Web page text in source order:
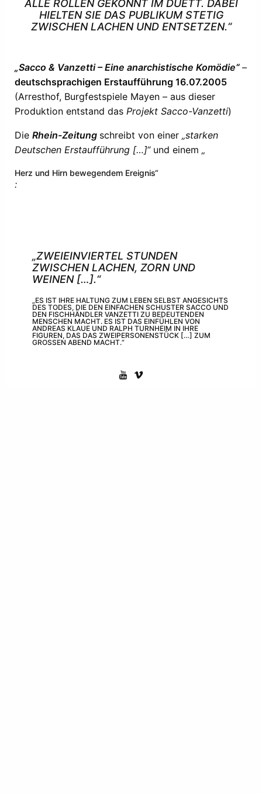
ALLE ROLLEN GEKONNT IM DUETT. DABEI
HIELTEN SIE DAS PUBLIKUM STETIG
ZWISCHEN LACHEN UND ENTSETZEN.“
„Sacco & Vanzetti – Eine anarchistische Komödie“ –
deutschsprachigen Erstaufführung 16.07.2005
(Arresthof, Burgfestspiele Mayen – aus dieser
Produktion entstand das Projekt Sacco-Vanzetti)
Die Rhein-Zeitung schreibt von einer „starken
Deutschen Erstaufführung […]“ und einem „
Herz und Hirn bewegendem Ereignis“
:
„ZWEIEINVIERTEL STUNDEN
ZWISCHEN LACHEN, ZORN UND
WEINEN […].“
„ES IST IHRE HALTUNG ZUM LEBEN SELBST ANGESICHTS
DES TODES, DIE DEN EINFACHEN SCHUSTER SACCO UND
DEN FISCHHÄNDLER VANZETTI ZU BEDEUTENDEN
MENSCHEN MACHT. ES IST DAS EINFÜHLEN VON
ANDREAS KLAUE UND RALPH TURNHEIM IN IHRE
FIGUREN, DAS DAS ZWEIPERSONENSTÜCK […] ZUM
GROSSEN ABEND MACHT.“